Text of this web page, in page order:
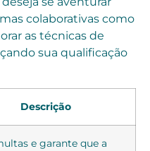
colaborativas como
as técnicas de
sua qualificação
Descrição
e garante que a